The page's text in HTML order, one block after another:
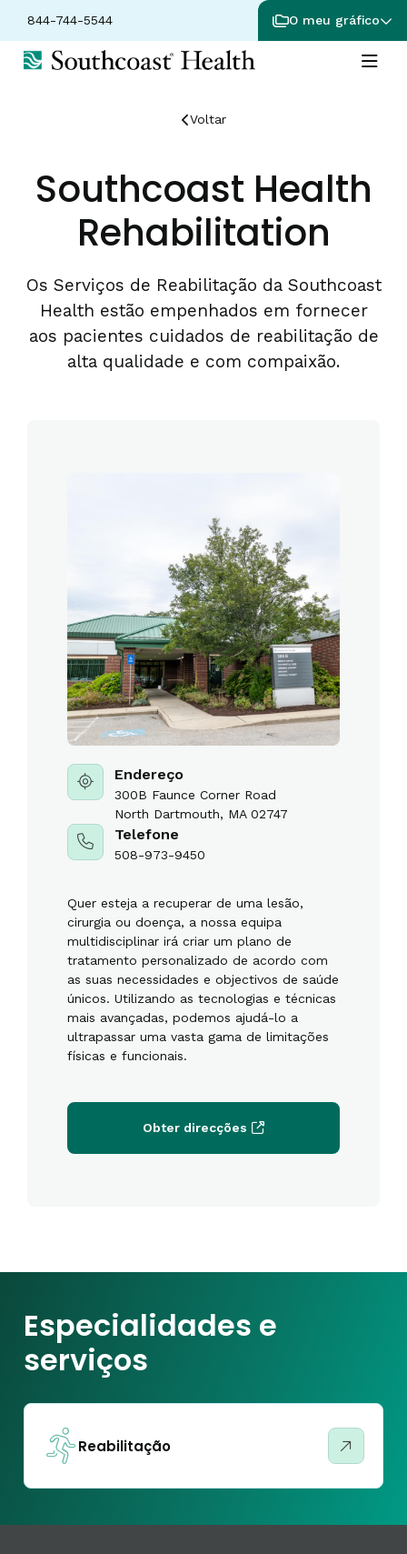
844-744-5544 O meu gráfico
Voltar
Southcoast Health
Rehabilitation
Os Serviços de Reabilitação da Southcoast
Health estão empenhados em fornecer
aos pacientes cuidados de reabilitação de
alta qualidade e com compaixão.
Endereço
300B Faunce Corner Road
North Dartmouth, MA 02747
Telefone
508-973-9450
Quer esteja a recuperar de uma lesão,
cirurgia ou doença, a nossa equipa
multidisciplinar irá criar um plano de
tratamento personalizado de acordo com
as suas necessidades e objectivos de saúde
únicos. Utilizando as tecnologias e técnicas
mais avançadas, podemos ajudá-lo a
ultrapassar uma vasta gama de limitações
físicas e funcionais.
Obter direcções
Especialidades e
serviços
Reabilitação